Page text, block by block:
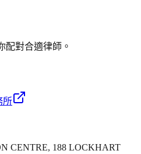
配對合適律師。
所
CENTRE, 188 LOCKHART